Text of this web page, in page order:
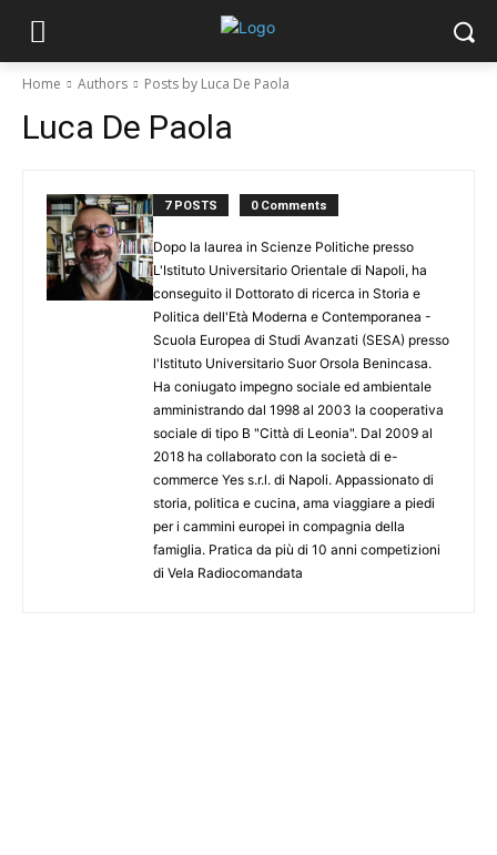
Home Authors Posts by Luca De Paola
Luca De Paola
7 POSTS 0 Comments
Dopo la laurea in Scienze Politiche presso
L'Istituto Universitario Orientale di Napoli, ha
conseguito il Dottorato di ricerca in Storia e
Politica dell'Età Moderna e Contemporanea -
Scuola Europea di Studi Avanzati (SESA) presso
l'Istituto Universitario Suor Orsola Benincasa.
Ha coniugato impegno sociale ed ambientale
amministrando dal 1998 al 2003 la cooperativa
sociale di tipo B "Città di Leonia". Dal 2009 al
2018 ha collaborato con la società di e-
commerce Yes s.r.l. di Napoli. Appassionato di
storia, politica e cucina, ama viaggiare a piedi
per i cammini europei in compagnia della
famiglia. Pratica da più di 10 anni competizioni
di Vela Radiocomandata